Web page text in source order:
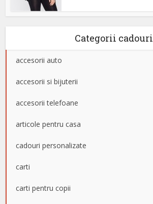
Categorii cadouri
accesorii auto
accesorii si bijuterii
accesorii telefoane
articole pentru casa
cadouri personalizate
carti
carti pentru copii